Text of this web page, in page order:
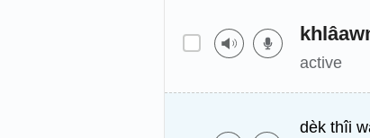
active
dèk thîi